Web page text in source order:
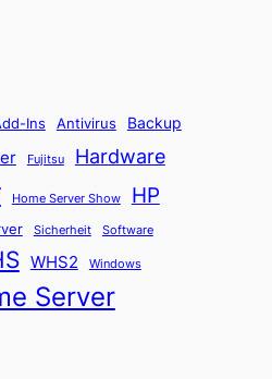
Ins Antivirus Backup
Fujitsu Hardware
Home Server Show HP
Sicherheit Software
WHS2 Windows
Server